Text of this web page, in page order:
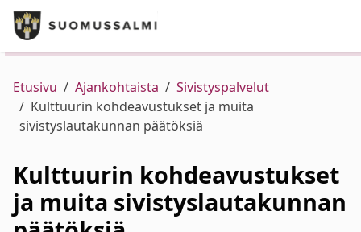
Siirry pääsisältöön
Puhelinluettelo/yhteystiedot
Palvelut
Ajankohtaista
Verkkokauppa
Kunta ja hallinto
Asuminen ja ympäristö
Varhaiskasvatus ja koulutus
Elinvoima
Etusivu Ajankohtaista
Sivistyspalvelut
Kulttuurin kohdeavustukset ja muita
sivistyslautakunnan päätöksiä
Kulttuurin kohdeavustukset
ja muita sivistyslautakunnan